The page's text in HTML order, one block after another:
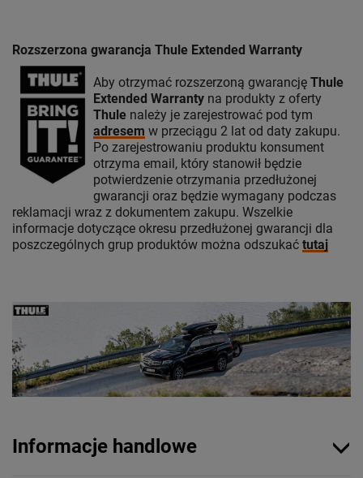
Rozszerzona gwarancja Thule Extended Warranty
Aby otrzymać rozszerzoną gwarancję Thule
Extended Warranty na produkty z oferty
Thule należy je zarejestrować pod tym
adresem w przeciągu 2 lat od daty zakupu.
Po zarejestrowaniu produktu konsument
otrzyma email, który stanowił będzie
potwierdzenie otrzymania przedłużonej
gwarancji oraz będzie wymagany podczas
reklamacji wraz z dokumentem zakupu. Wszelkie
informacje dotyczące okresu przedłużonej gwarancji dla
poszczególnych grup produktów można odszukać tutaj
Informacje handlowe